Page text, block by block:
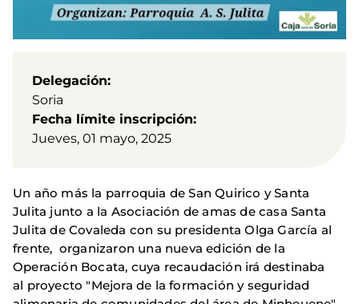
Delegación
Soria
Fecha límite inscripción
Jueves, 01 mayo, 2025
Un año más la parroquia de San Quirico y Santa
Julita junto a la Asociación de amas de casa Santa
Julita de Covaleda con su presidenta Olga García al
frente, organizaron una nueva edición de la
Operación Bocata, cuya recaudación irá destinaba
al proyecto "Mejora de la formación y seguridad